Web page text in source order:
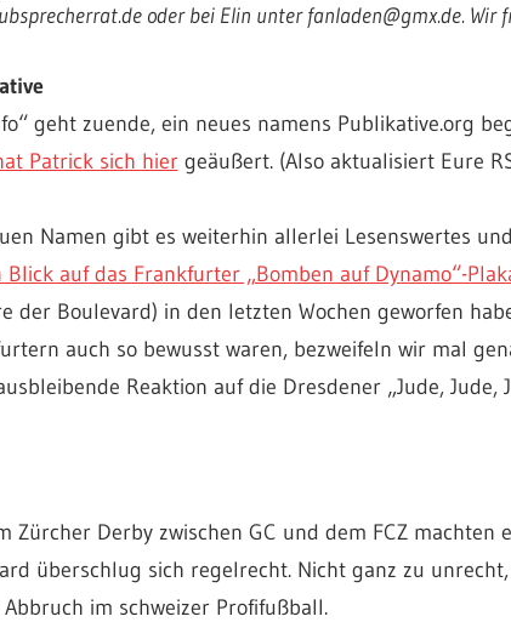
oder bei Elin unter fanladen@gmx.de. Wir
geht zuende, ein neues namens Publikative.org
Patrick sich hiergeäußert. (Also aktualisiert Eure
Namen gibt es weiterhin allerlei Lesenswertes
auf das Frankfurter „Bomben auf Dynamo“-
der Boulevard) in den letzten Wochen geworfen
auch so bewusst waren, bezweifeln wir mal
Reaktion auf die Dresdener „Jude, Jude,
Zürcher Derby zwischen GC und dem FCZ machten
überschlug sich regelrecht. Nicht ganz zu
im schweizer Profifußball.